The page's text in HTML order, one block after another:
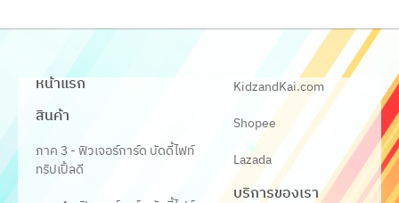
หน้าแรก
สินค้า
ภาค 3 - ฟิวเจอร์การ์ด บัดดี้ไฟท์
ทริปเปิ้ลดี
KidzandKai.com
Shopee
Lazada
บริการของเรา